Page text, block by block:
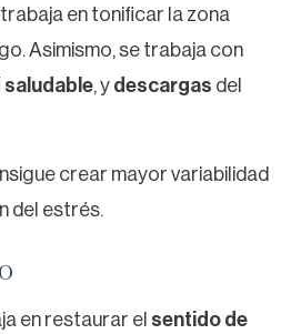
en tonificar la zona
Asimismo, se trabaja con
saludable , y descargas del
crear mayor variabilidad
del estrés.
en restaurar el sentido de